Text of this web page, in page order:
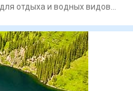
отдыха и водных видов